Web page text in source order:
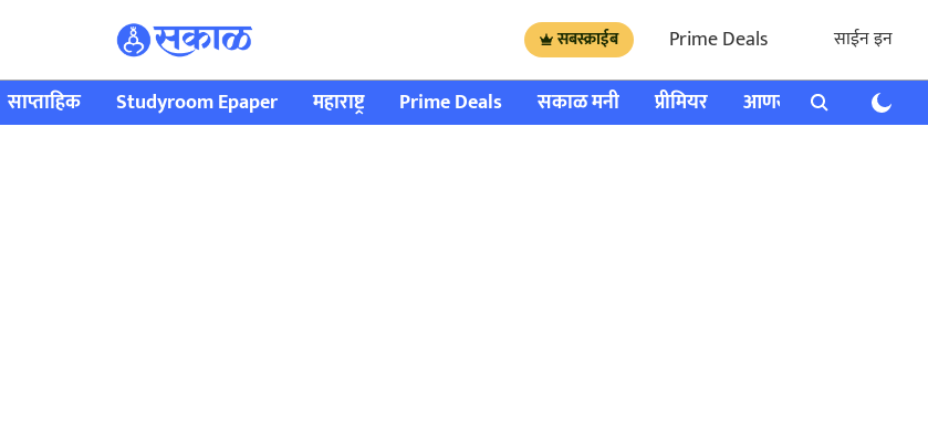
सबस्क्राईब Prime Deals साईन इन
साप्ताहिक Studyroom Epaper महाराष्ट्र Prime Deals सकाळ मनी प्रीमियर आणखी राशी भविष्य